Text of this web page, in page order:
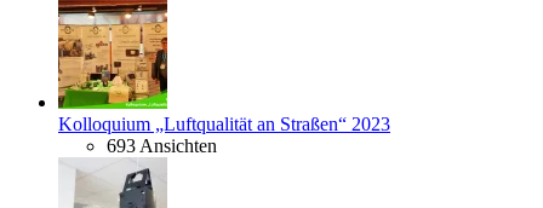
Kolloquium „Luftqualität an Straßen“ 2023
693 Ansichten